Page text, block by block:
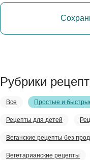
Рубрики
Все Простые и
Рецепты для детей
Веганские рецепты без
Вегетарианские рецепты